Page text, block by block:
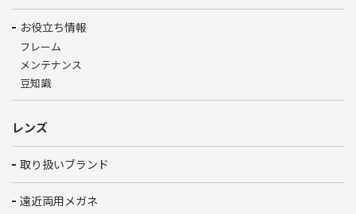
お役立ち情報
フレーム
メンテナンス
豆知識
レンズ
取り扱いブランド
遠近両用メガネ